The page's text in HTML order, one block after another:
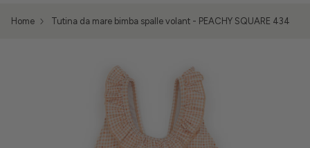
Home Tutina da mare bimba spalle volant - PEACHY SQUARE 434